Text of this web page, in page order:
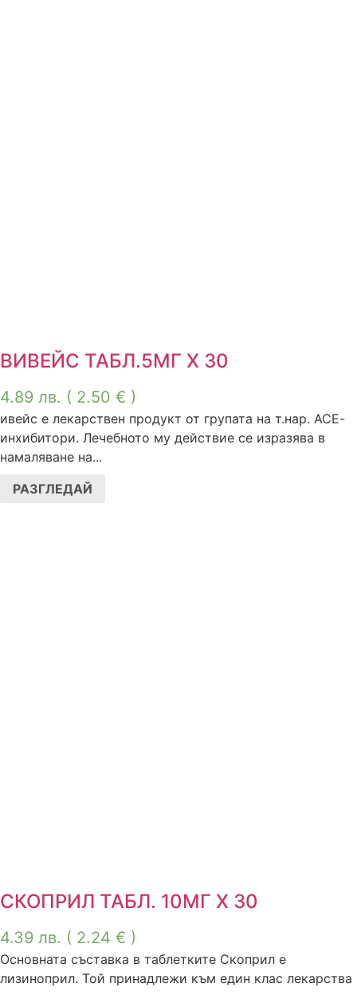
ВИВЕЙС ТАБЛ.5МГ Х 30
4.89 лв. ( 2.50 € )
ивейс е лекарствен продукт от групата на т.нар. АСЕ-
инхибитори. Лечебното му действие се изразява в
намаляване на...
РАЗГЛЕДАЙ
СКОПРИЛ ТАБЛ. 10МГ Х 30
4.39 лв. ( 2.24 € )
Основната съставка в таблетките Скоприл е
лизиноприл. Той принадлежи към един клас лекарства